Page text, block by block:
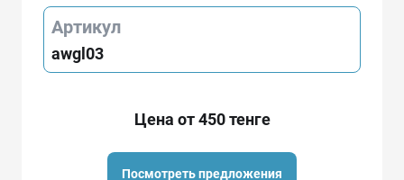
Артикул
awgl03
Цена от 450 тенге
Посмотреть предложения